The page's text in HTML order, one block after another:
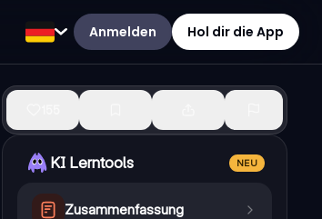
Anmelden Hol dir die App
KI Lerntools NEU
Zusammenfassung